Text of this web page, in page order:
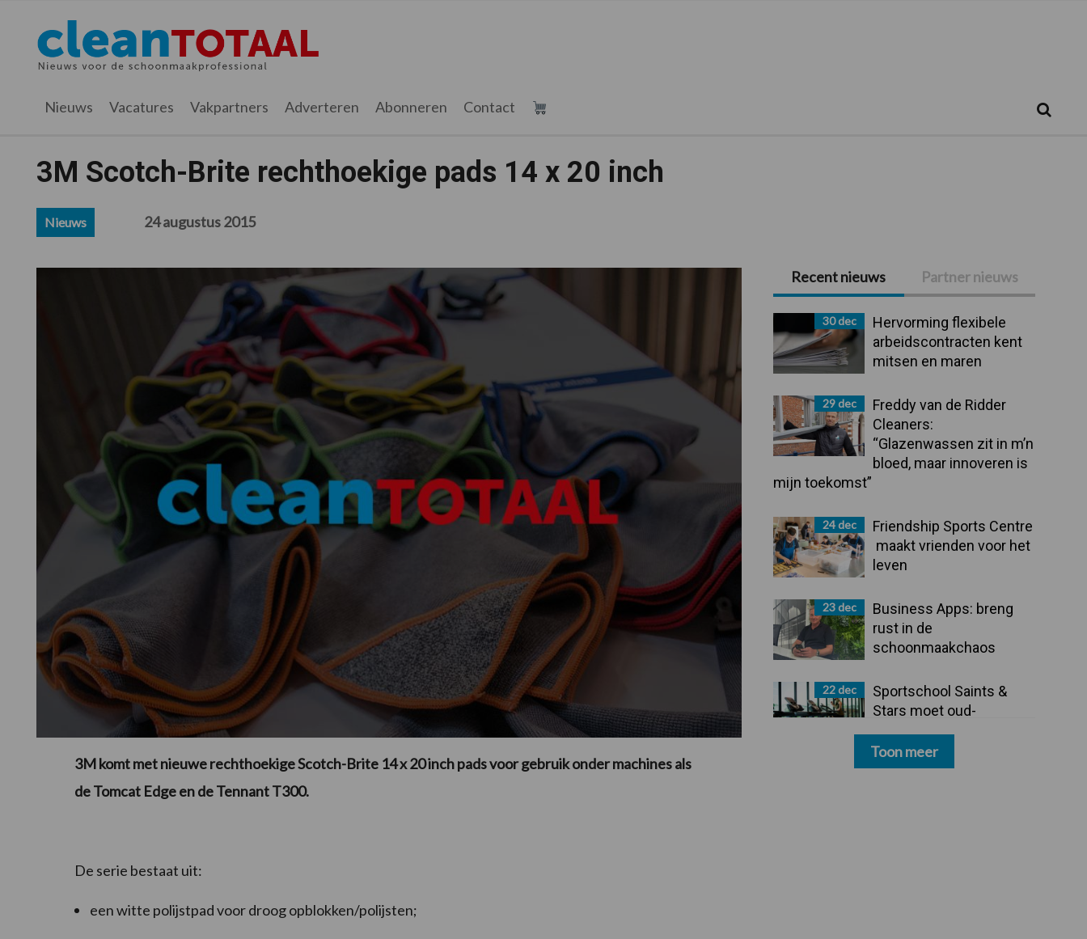
hoofdnavigatie
hoofd
inhoud
eerste
sidebar
voettekst
Cleantotaal.nl
Het
laatste
voor
professionele
Nieuws Vacatures Vakpartners Adverteren Abonneren Contact
3M Scotch-Brite rechthoekige pads 14 x 20 inch
Nieuws 24 augustus 2015
3M komt met nieuwe rechthoekige Scotch-Brite 14 x 20 inch pads voor gebruik onder machines als
de Tomcat Edge en de Tennant T300.
De serie bestaat uit:
een witte polijstpad voor droog opblokken/polijsten;
Primaire
Sidebar
Recent nieuws Partner nieuws
30 dec
Hervorming flexibele
arbeidscontracten kent
mitsen en maren
29 dec
Freddy van de Ridder
Cleaners:
“Glazenwassen zit in m’n
bloed, maar innoveren is
mijn toekomst”
24 dec
Friendship Sports Centre
maakt vrienden voor het
leven
23 dec
Business Apps: breng
rust in de
schoonmaakchaos
22 dec
Sportschool Saints &
Stars moet oud-
betalen
Toon meer